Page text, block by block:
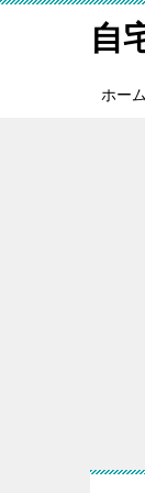
自
ホーム